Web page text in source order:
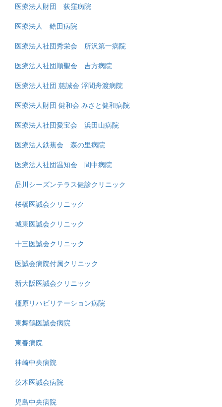
医療法人財団 荻窪病院
医療法人 鎗田病院
医療法人社団秀栄会 所沢第一病院
医療法人社団順聖会 吉方病院
医療法人社団 慈誠会 浮間舟渡病院
医療法人財団 健和会 みさと健和病院
医療法人社団愛宝会 浜田山病院
医療法人鉄蕉会 森の里病院
医療法人社団温知会 間中病院
品川シーズンテラス健診クリニック
桜橋医誠会クリニック
城東医誠会クリニック
十三医誠会クリニック
医誠会病院付属クリニック
新大阪医誠会クリニック
橿原リハビリテーション病院
東舞鶴医誠会病院
東春病院
神崎中央病院
茨木医誠会病院
児島中央病院